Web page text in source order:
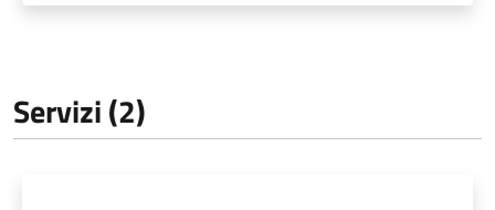
Servizi (2)